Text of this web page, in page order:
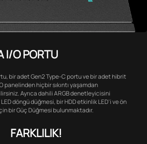
I/O PORTU
bir adet Gen2 Type-C portu ve bir adet hibrit
panelinden hiçbir sıkıntı yaşamdan
Ayrıca dahili ARGB denetleyicisini
döngü düğmesi, bir HDD etkinlik LED'i ve ön
bir Güç Düğmesi bulunmaktadır.
FARKLILIK!